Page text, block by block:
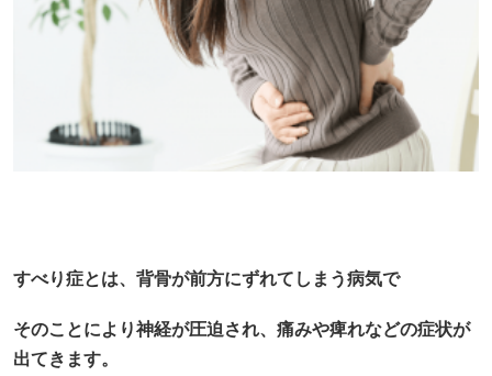
すべり症とは、背骨が前方にずれてしまう病気で
そのことにより神経が圧迫され、痛みや痺れなどの症状が
出てきます。